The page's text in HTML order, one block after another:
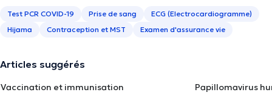
Test PCR COVID-19 Prise de sang
ECG (Electrocardiogramme)
Hijama
Contraception et MST Examen d'assurance vie
Articles suggérés
Vaccination et immunisation
Papillomavirus